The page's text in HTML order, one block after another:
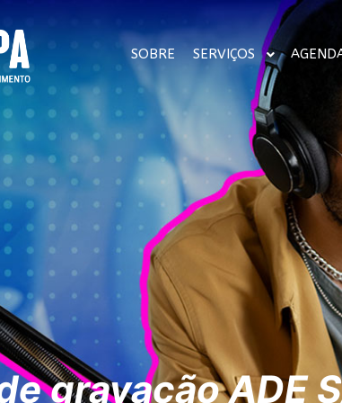
SOBRE SERVIÇOS
gravação ADE